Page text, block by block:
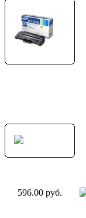
596.00 руб.